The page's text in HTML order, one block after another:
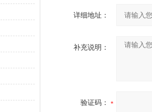
详细地址：
补充说明：
验证码：